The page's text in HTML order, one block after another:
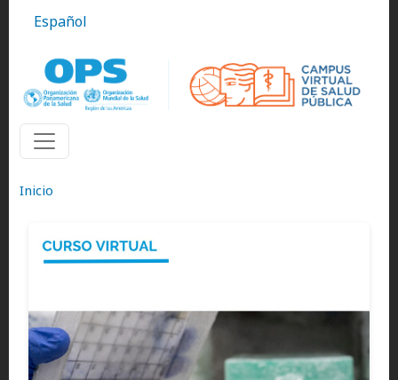
Español
Inicio